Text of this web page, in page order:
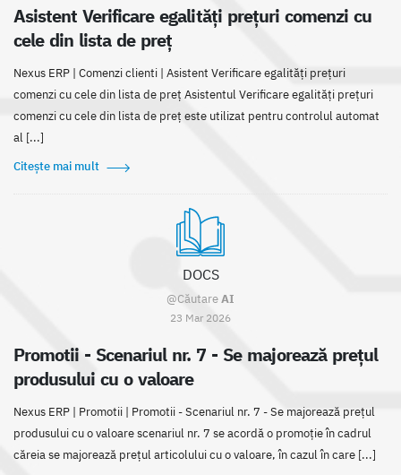
Asistent Verificare egalități prețuri comenzi cu
cele din lista de preț
Nexus ERP | Comenzi clienti | Asistent Verificare egalități prețuri
comenzi cu cele din lista de preț Asistentul Verificare egalități prețuri
comenzi cu cele din lista de preț este utilizat pentru controlul automat
al [...]
Citește mai mult
DOCS
@CăutareAI
23 Mar 2026
Promotii - Scenariul nr. 7 - Se majorează preţul
produsului cu o valoare
Nexus ERP | Promotii | Promotii - Scenariul nr. 7 - Se majorează prețul
produsului cu o valoare scenariul nr. 7 se acordă o promoție în cadrul
căreia se majorează prețul articolului cu o valoare, în cazul în care [...]